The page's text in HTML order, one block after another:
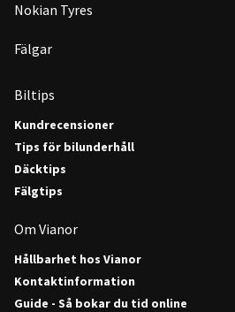
Nokian Tyres
Fälgar
Biltips
Kundrecensioner
Tips för bilunderhåll
Däcktips
Fälgtips
Om Vianor
Hållbarhet hos Vianor
Kontaktinformation
Guide - Så bokar du tid online